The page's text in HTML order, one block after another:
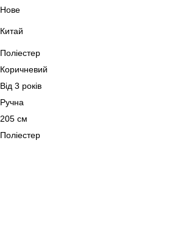
Нове
Китай
Поліестер
Коричневий
Від 3 років
Ручна
205 см
Поліестер